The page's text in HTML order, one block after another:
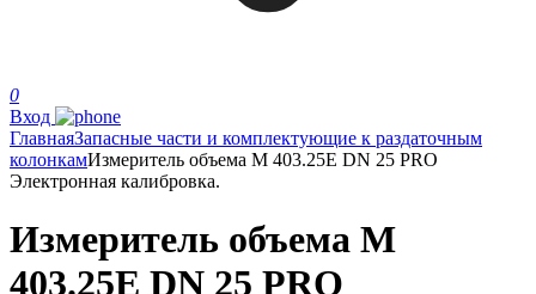
0
Вход
ГлавнаяЗапасные части и комплектующие к раздаточным
колонкамИзмеритель объема M 403.25E DN 25 PRO
Электронная калибровка.
Измеритель объема M
403.25E DN 25 PRO